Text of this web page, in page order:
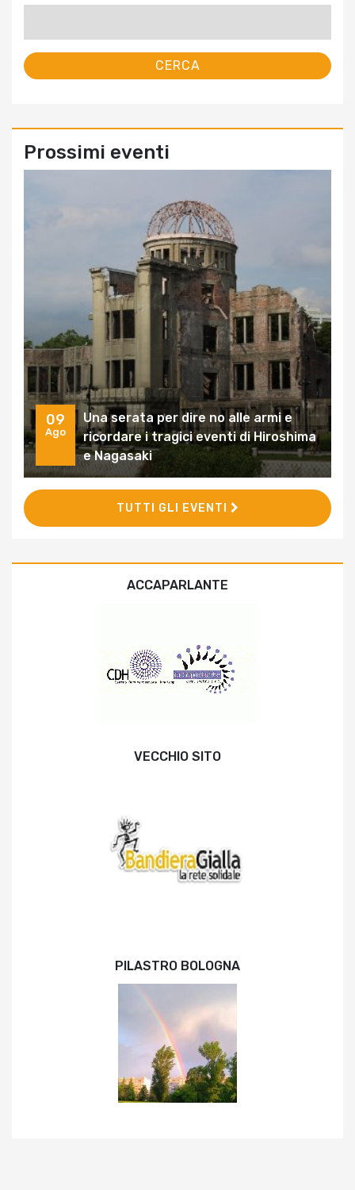
Prossimi eventi
09
Ago
Una serata per dire no alle armi e
ricordare i tragici eventi di Hiroshima
e Nagasaki
TUTTI GLI EVENTI
ACCAPARLANTE
VECCHIO SITO
PILASTRO BOLOGNA